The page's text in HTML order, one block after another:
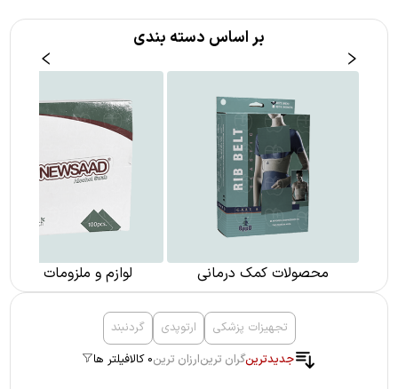
بر اساس دسته بندی
محصولات کمک درمانی لوازم و ملزومات پزشکی
تجهیزات پزشکی ارتوپدی
گردنبند
جدیدترینگران ترینارزان ترین0 کالا فیلتر ها